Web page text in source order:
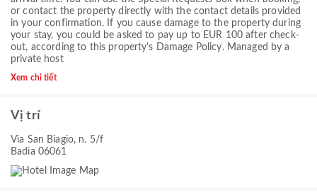
or contact the property directly with the contact details provided
in your confirmation. If you cause damage to the property during
your stay, you could be asked to pay up to EUR 100 after check-
out, according to this property's Damage Policy. Managed by a
private host
Xem chi tiết
Vị trí
Via San Biagio, n. 5/f
Badia 06061